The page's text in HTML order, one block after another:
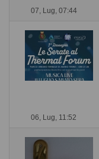
07, Lug, 07:44
06, Lug, 11:52